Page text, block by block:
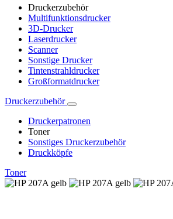
Druckerzubehör
Multifunktionsdrucker
3D-Drucker
Laserdrucker
Scanner
Sonstige Drucker
Tintenstrahldrucker
Großformatdrucker
Druckerzubehör
Druckerpatronen
Toner
Sonstiges Druckerzubehör
Druckköpfe
Toner